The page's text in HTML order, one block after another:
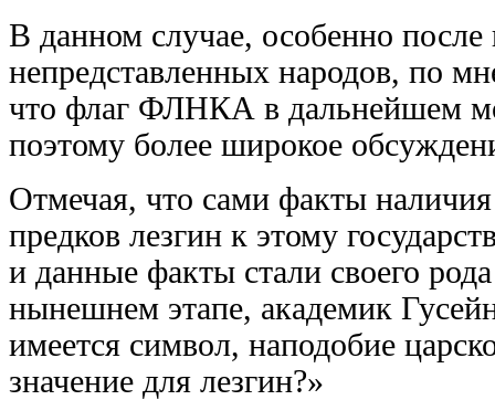
В данном случае, особенно
непредставленных народов, по
что флаг ФЛНКА в дальнейшем
поэтому более широкое
Отмечая, что сами факты наличия
предков лезгин к этому
и данные факты стали своего
нынешнем этапе, академик
имеется символ, наподобие
значение для лезгин?»